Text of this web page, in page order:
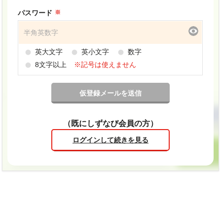
パスワード
英大文字 英小文字
数字
8文字以上
※記号は使えません
（既にしずなび会員の方）
ログインして続きを見る